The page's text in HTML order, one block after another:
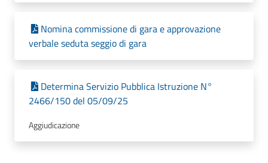
Nomina commissione di gara e approvazione
verbale seduta seggio di gara
Determina Servizio Pubblica Istruzione N°
2466/150 del 05/09/25
Aggiudicazione